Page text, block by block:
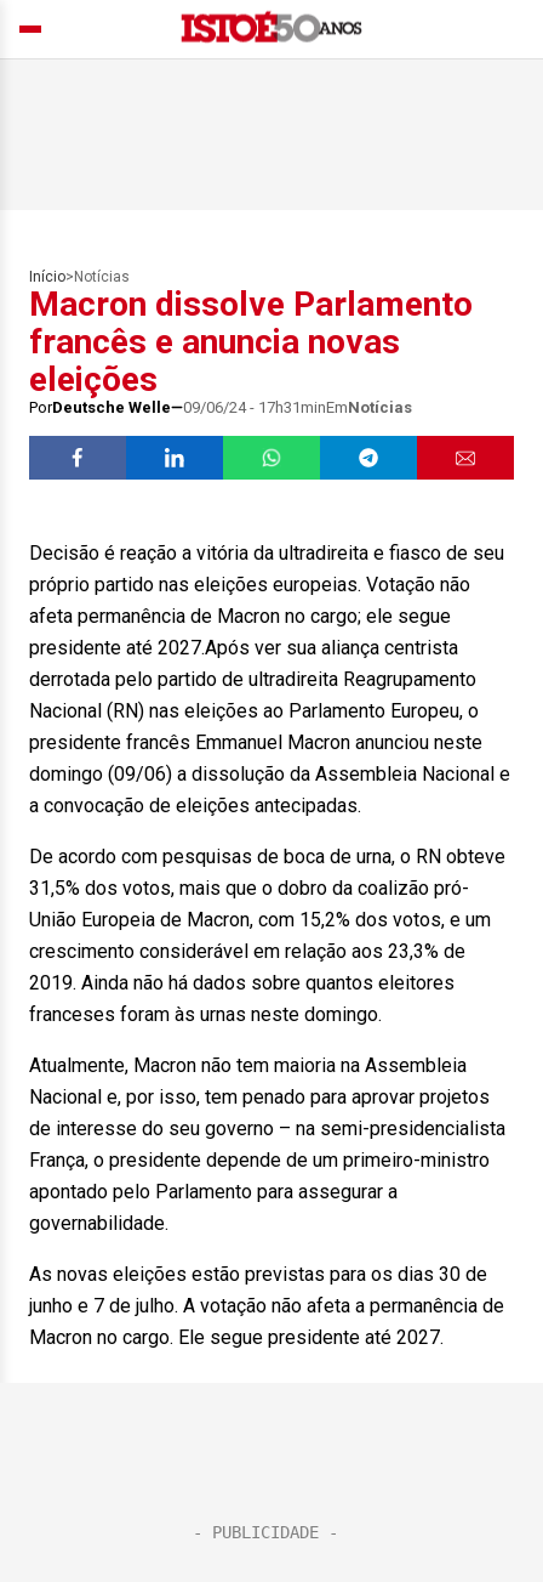
Início> Notícias
Macron dissolve Parlamento
francês e anuncia novas
eleições
PorDeutsche Welle 09/06/24 - 17h31minEmNotícias
Decisão é reação a vitória da ultradireita e fiasco de seu
próprio partido nas eleições europeias. Votação não
afeta permanência de Macron no cargo; ele segue
presidente até 2027.Após ver sua aliança centrista
derrotada pelo partido de ultradireita Reagrupamento
Nacional (RN) nas eleições ao Parlamento Europeu, o
presidente francês Emmanuel Macron anunciou neste
domingo (09/06) a dissolução da Assembleia Nacional e
a convocação de eleições antecipadas.
De acordo com pesquisas de boca de urna, o RN obteve
31,5% dos votos, mais que o dobro da coalizão pró-
União Europeia de Macron, com 15,2% dos votos, e um
crescimento considerável em relação aos 23,3% de
2019. Ainda não há dados sobre quantos eleitores
franceses foram às urnas neste domingo.
Atualmente, Macron não tem maioria na Assembleia
Nacional e, por isso, tem penado para aprovar projetos
de interesse do seu governo – na semi-presidencialista
França, o presidente depende de um primeiro-ministro
apontado pelo Parlamento para assegurar a
governabilidade.
As novas eleições estão previstas para os dias 30 de
junho e 7 de julho. A votação não afeta a permanência de
Macron no cargo. Ele segue presidente até 2027.